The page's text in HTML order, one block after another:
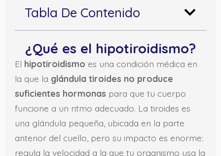
Tabla De Contenido
¿Qué es el hipotiroidismo?
El hipotiroidismo es una condición médica en
la que la glándula tiroides no produce
suficientes hormonas para que tu cuerpo
funcione a un ritmo adecuado. La tiroides es
una glándula pequeña, ubicada en la parte
anterior del cuello, pero su impacto es enorme:
regula la velocidad a la que tu organismo usa la